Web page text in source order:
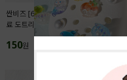
싼비즈 [6425-03]아크릴 키캡파츠 탑꾸재
료 도트리본 18x13.4mm ,1개
150원